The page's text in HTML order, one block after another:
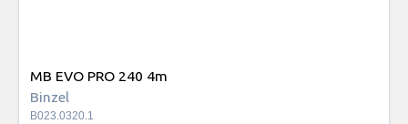
MB EVO PRO 240 4m
Binzel
B023.0320.1